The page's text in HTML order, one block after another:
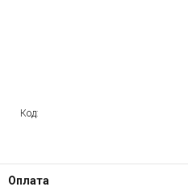
Код:
Оплата